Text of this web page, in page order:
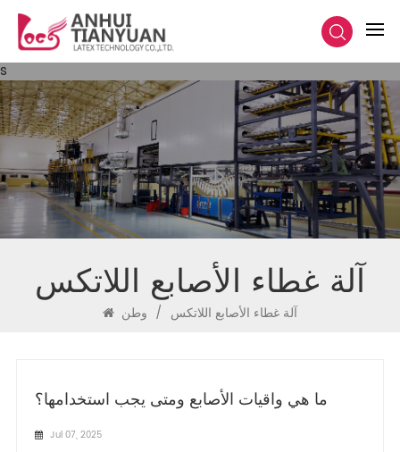
s
آلة غطاء الأصابع اللاتكس
وطن / آلة غطاء الأصابع اللاتكس
ما هي واقيات الأصابع ومتى يجب استخدامها؟
Jul 07, 2025